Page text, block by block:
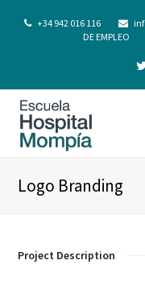
+34 942 016 116
DE EMPLEO
Logo Branding
Project Description